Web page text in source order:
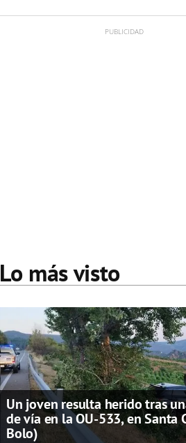
Lo más visto
Un joven resulta herido tras
de vía en la OU-533, en Santa
Bolo)